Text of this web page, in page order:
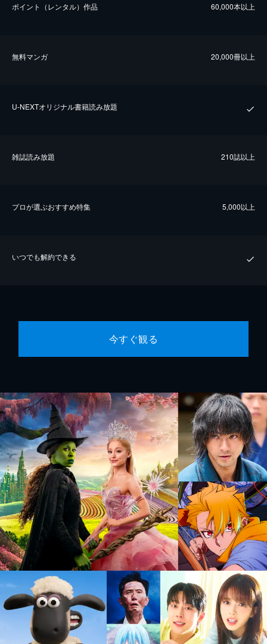
ポイント（レンタル）作品 60,000本以上
無料マンガ 20,000冊以上
U-NEXTオリジナル書籍読み放題
雑誌読み放題 210誌以上
プロが選ぶおすすめ特集 5,000以上
いつでも解約できる
今すぐ観る